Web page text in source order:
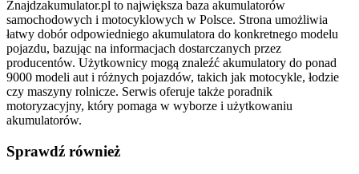
Znajdzakumulator.pl to największa baza akumulatorów
samochodowych i motocyklowych w Polsce. Strona umożliwia
łatwy dobór odpowiedniego akumulatora do konkretnego modelu
pojazdu, bazując na informacjach dostarczanych przez
producentów. Użytkownicy mogą znaleźć akumulatory do ponad
9000 modeli aut i różnych pojazdów, takich jak motocykle, łodzie
czy maszyny rolnicze. Serwis oferuje także poradnik
motoryzacyjny, który pomaga w wyborze i użytkowaniu
akumulatorów.
Sprawdź również